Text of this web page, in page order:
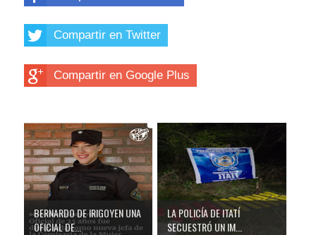
Compartir en Twitter
Compartir en Google Plus
BERNARDO DE IRIGOYEN UNA
OFICIAL DE...
LA POLICÍA DE ITATÍ
SECUESTRÓ UN IM...